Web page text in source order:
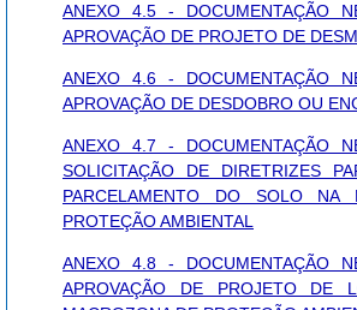
ANEXO 4.5 - DOCUMENTAÇÃO
APROVAÇÃO DE PROJETO DE
ANEXO 4.6 - DOCUMENTAÇÃO
APROVAÇÃO DE DESDOBRO OU
ANEXO 4.7 - DOCUMENTAÇÃO
SOLICITAÇÃO DE DIRETRIZES
PARCELAMENTO DO SOLO NA
PROTEÇÃO AMBIENTAL
ANEXO 4.8 - DOCUMENTAÇÃO
APROVAÇÃO DE PROJETO DE